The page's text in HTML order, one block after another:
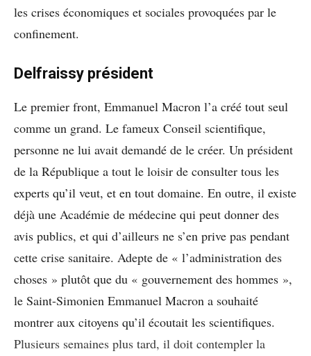
les crises économiques et sociales provoquées par le
confinement.
Delfraissy président
Le premier front, Emmanuel Macron l’a créé tout seul
comme un grand. Le fameux Conseil scientifique,
personne ne lui avait demandé de le créer. Un président
de la République a tout le loisir de consulter tous les
experts qu’il veut, et en tout domaine. En outre, il existe
déjà une Académie de médecine qui peut donner des
avis publics, et qui d’ailleurs ne s’en prive pas pendant
cette crise sanitaire. Adepte de « l’administration des
choses » plutôt que du « gouvernement des hommes »,
le Saint-Simonien Emmanuel Macron a souhaité
montrer aux citoyens qu’il écoutait les scientifiques.
Plusieurs semaines plus tard, il doit contempler la